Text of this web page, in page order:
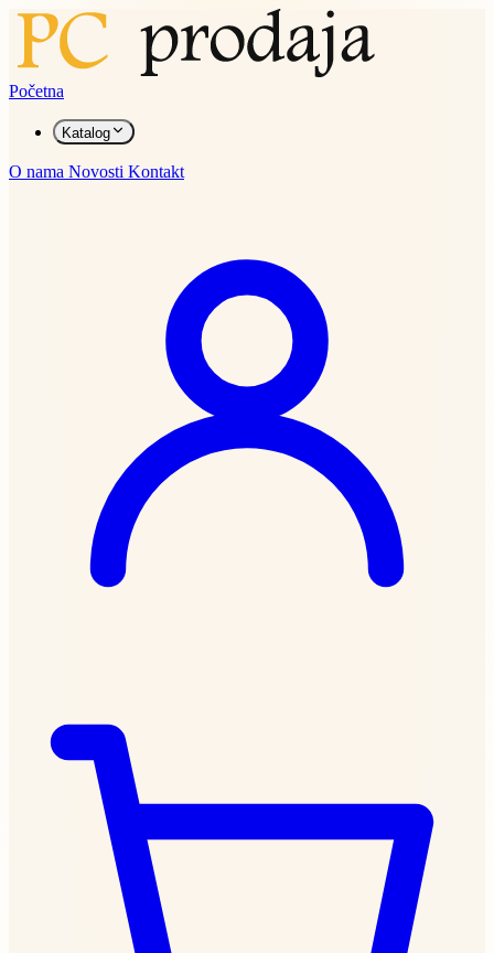
Početna
Katalog
O nama Novosti Kontakt